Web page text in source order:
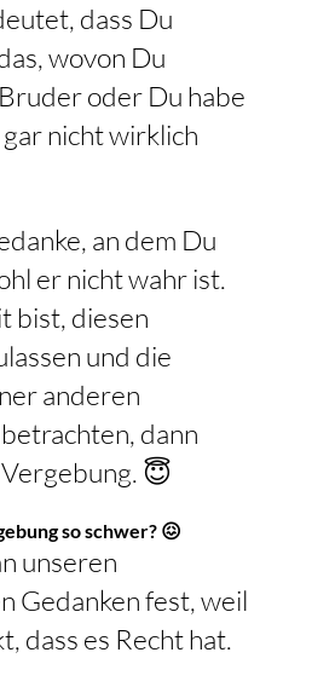
dass Du
wovon Du
oder Du habe
nicht wirklich
an dem Du
er nicht wahr ist.
bist, diesen
und die
anderen
dann
😇
so schwer? 😖
unseren
Gedanken fest, weil
dass es Recht hat.